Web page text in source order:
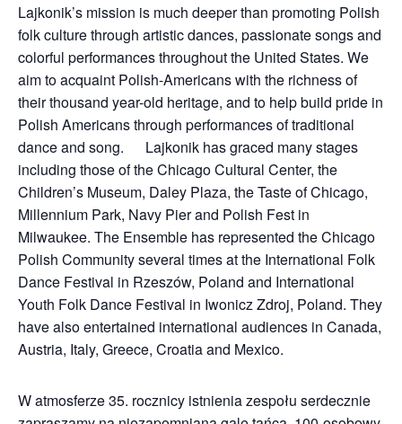
Lajkonik’s mission is much deeper than promoting Polish
folk culture through artistic dances, passionate songs and
colorful performances throughout the United States. We
aim to acquaint Polish-Americans with the richness of
their thousand year-old heritage, and to help build pride in
Polish Americans through performances of traditional
dance and song. Lajkonik has graced many stages
including those of the Chicago Cultural Center, the
Children’s Museum, Daley Plaza, the Taste of Chicago,
Millennium Park, Navy Pier and Polish Fest in
Milwaukee. The Ensemble has represented the Chicago
Polish Community several times at the International Folk
Dance Festival in Rzeszów, Poland and International
Youth Folk Dance Festival in Iwonicz Zdroj, Poland. They
have also entertained international audiences in Canada,
Austria, Italy, Greece, Croatia and Mexico.
W atmosferze 35. rocznicy istnienia zespołu serdecznie